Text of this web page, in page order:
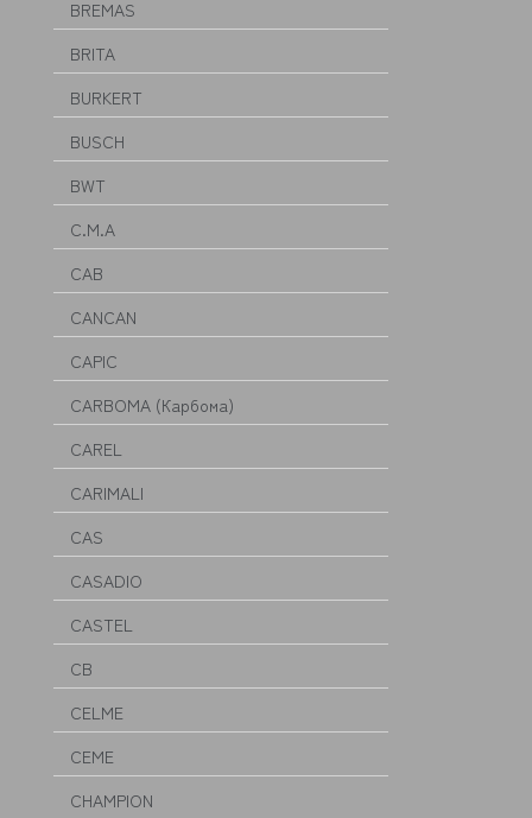
BREMAS
BRITA
BURKERT
BUSCH
BWT
C.M.A
CAB
CANCAN
CAPIC
CARBOMA (Карбома)
CAREL
CARIMALI
CAS
CASADIO
CASTEL
CB
CELME
CEME
CHAMPION